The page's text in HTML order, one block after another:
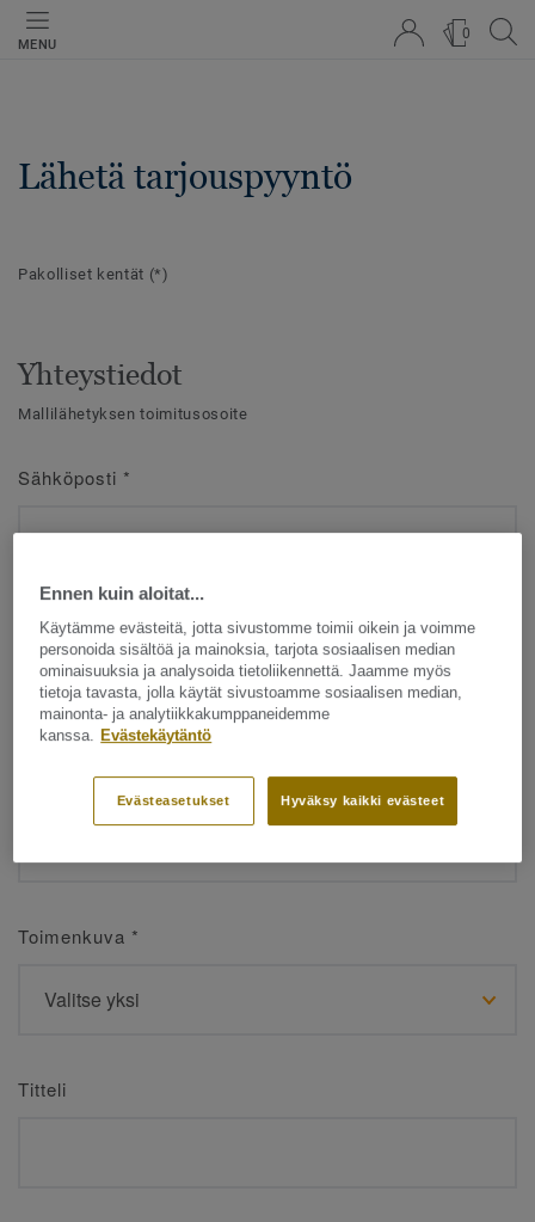
MENU
0
Lähetä tarjouspyyntö
Pakolliset kentät (*)
Yhteystiedot
Mallilähetyksen toimitusosoite
Sähköposti *
Etunimi*
Sukunimi*
Toimenkuva *
Titteli
Ennen kuin aloitat...
Käytämme evästeitä, jotta sivustomme toimii oikein ja voimme
personoida sisältöä ja mainoksia, tarjota sosiaalisen median
ominaisuuksia ja analysoida tietoliikennettä. Jaamme myös
tietoja tavasta, jolla käytät sivustoamme sosiaalisen median,
mainonta- ja analytiikkakumppaneidemme
kanssa.
Evästekäytäntö
Hyväksy kaikki evästeet
Evästeasetukset